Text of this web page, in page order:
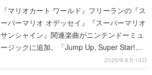
『マリオカート ワールド』フリーランの『ス
ーパーマリオ オデッセイ』『スーパーマリオ
サンシャイン』関連楽曲がニンテンドーミュ
ージックに追加。「Jump Up, Super Star!」
「ドルピックタウン」など計14曲が配信
2026年8月10日